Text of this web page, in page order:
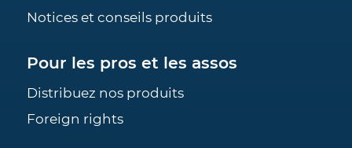
Notices et conseils produits
Pour les pros et les assos
Distribuez nos produits
Foreign rights